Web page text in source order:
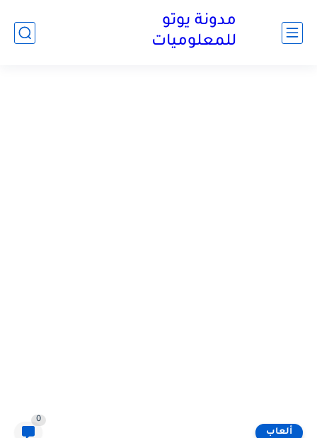
مدونة يوتو
للمعلوميات
ألعاب
0